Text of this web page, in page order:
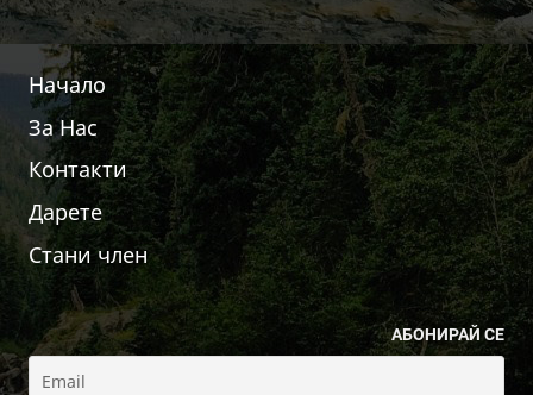
Начало
За Нас
Контакти
Дарете
Стани член
АБОНИРАЙ СЕ